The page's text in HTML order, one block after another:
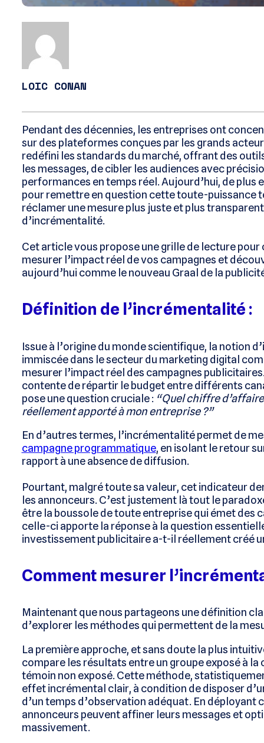
LOIC CONAN
Pendant des décennies, les entreprises ont
sur des plateformes conçues par les grands
redéfini les standards du marché, offrant des
les messages, de cibler les audiences avec
performances en temps réel. Aujourd’hui, de plus
pour remettre en question cette toute-puissance
réclamer une mesure plus juste et plus
d’incrémentalité.
Cet article vous propose une grille de lecture
mesurer l’impact réel de vos campagnes et
aujourd’hui comme le nouveau Graal de la
Définition de l’incrémentalité :
Issue à l’origine du monde scientifique, la notion
immiscée dans le secteur du marketing digital
mesurer l’impact réel des campagnes
contente de répartir le budget entre différents
pose une question cruciale : “Quel chiffre
réellement apporté à mon entreprise ?”
En d’autres termes, l’incrémentalité permet de
campagne programmatique, en isolant le retour
rapport à une absence de diffusion.
Pourtant, malgré toute sa valeur, cet indicateur
les annonceurs. C’est justement là tout le
être la boussole de toute entreprise qui émet des
celle-ci apporte la réponse à la question
investissement publicitaire a-t-il réellement créé
Comment mesurer
Maintenant que nous partageons une définition
d’explorer les méthodes qui permettent de la
La première approche, et sans doute la plus
compare les résultats entre un groupe exposé à
témoin non exposé. Cette méthode,
effet incrémental clair, à condition de disposer
d’un temps d’observation adéquat. En déployant
annonceurs peuvent affiner leurs messages et
massivement.